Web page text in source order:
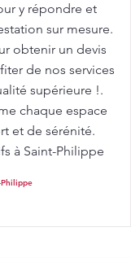
y répondre et
sur mesure.
obtenir un devis
de nos services
supérieure !.
chaque espace
et de sérénité.
à Saint-Philippe
Philippe